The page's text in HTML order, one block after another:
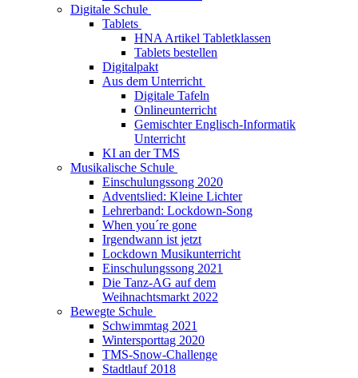
Digitale Schule
Tablets
HNA Artikel Tabletklassen
Tablets bestellen
Digitalpakt
Aus dem Unterricht
Digitale Tafeln
Onlineunterricht
Gemischter Englisch-Informatik
Unterricht
KI an der TMS
Musikalische Schule
Einschulungssong 2020
Adventslied: Kleine Lichter
Lehrerband: Lockdown-Song
When you´re gone
Irgendwann ist jetzt
Lockdown Musikunterricht
Einschulungssong 2021
Die Tanz-AG auf dem
Weihnachtsmarkt 2022
Bewegte Schule
Schwimmtag 2021
Wintersporttag 2020
TMS-Snow-Challenge
Stadtlauf 2018